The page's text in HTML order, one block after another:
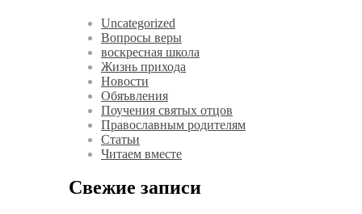
Uncategorized
Вопросы веры
воскресная школа
Жизнь прихода
Новости
Обяъвления
Поучения святых отцов
Православным родителям
Статьи
Читаем вместе
Свежие записи